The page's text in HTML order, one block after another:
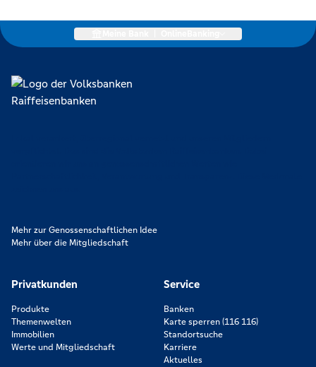
Mehr zur Genossenschaftlichen Idee
Mehr über die Mitgliedschaft
Privatkunden
Produkte
Themenwelten
Immobilien
Werte und Mitgliedschaft
Service
Banken
Karte sperren (116 116)
Standortsuche
Karriere
Aktuelles